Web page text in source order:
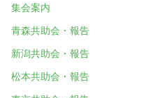
集会案内
青森共助会・報告
新潟共助会・報告
松本共助会・報告